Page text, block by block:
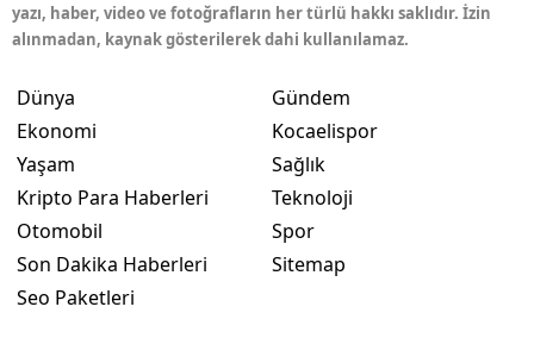
Eskişehir
Giresun
yazı, haber, video ve fotoğrafların her türlü hakkı saklıdır. İzin
alınmadan, kaynak gösterilerek dahi kullanılamaz.
Dünya
Ekonomi
Yaşam
Kripto Para Haberleri
Otomobil
Son Dakika Haberleri
Seo Paketleri
Gündem
Kocaelispor
Sağlık
Teknoloji
Spor
Sitemap